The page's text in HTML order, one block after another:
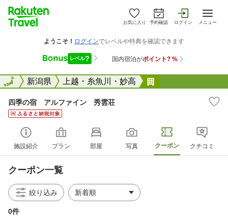
お気に入り 予約確認 ログイン メニュー
全国新潟県 上越・糸魚川・妙高
全国
四季の宿 アルファイン 秀雲荘
施設紹介 プラン 部屋 写真 クーポン クチコミ
クーポン一覧
絞り込み
0件